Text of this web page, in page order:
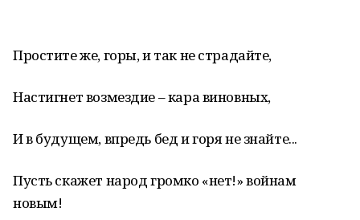
Простите же, горы, и так не страдайте,
Настигнет возмездие – кара виновных,
И в будущем, впредь бед и горя не знайте...
Пусть скажет народ громко «нет!» войнам
новым!